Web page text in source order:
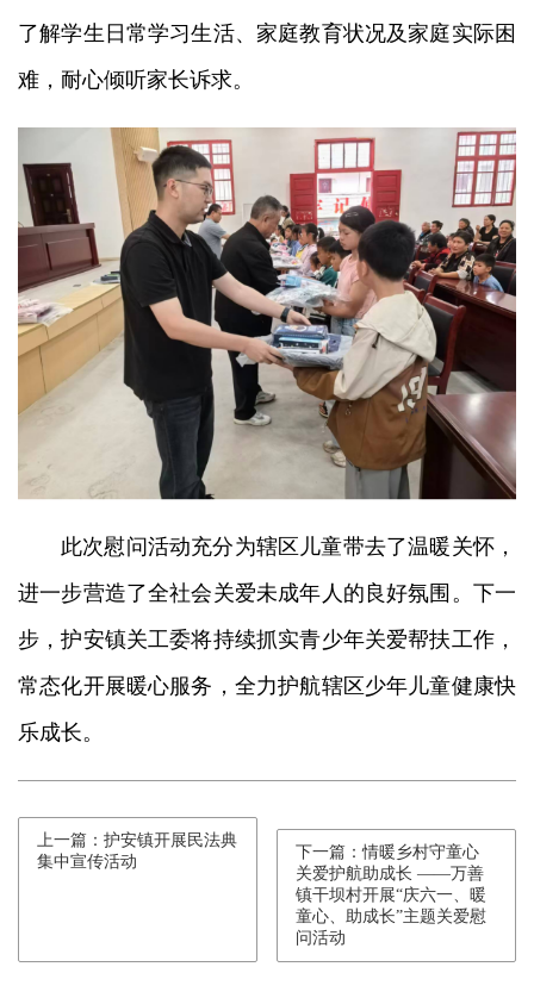
了解学生日常学习生活、家庭教育状况及家庭实际困
难，耐心倾听家长诉求。
此次慰问活动充分为辖区儿童带去了温暖关怀，
进一步营造了全社会关爱未成年人的良好氛围。下一
步，护安镇关工委将持续抓实青少年关爱帮扶工作，
常态化开展暖心服务，全力护航辖区少年儿童健康快
乐成长。
上一篇：护安镇开展民法典
集中宣传活动
下一篇：情暖乡村守童心
关爱护航助成长 ——万善
镇干坝村开展“庆六一、暖
童心、助成长”主题关爱慰
问活动